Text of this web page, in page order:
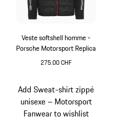
Veste softshell homme -
Porsche Motorsport Replica
275.00 CHF
Add Sweat-shirt zippé
unisexe – Motorsport
Fanwear to wishlist